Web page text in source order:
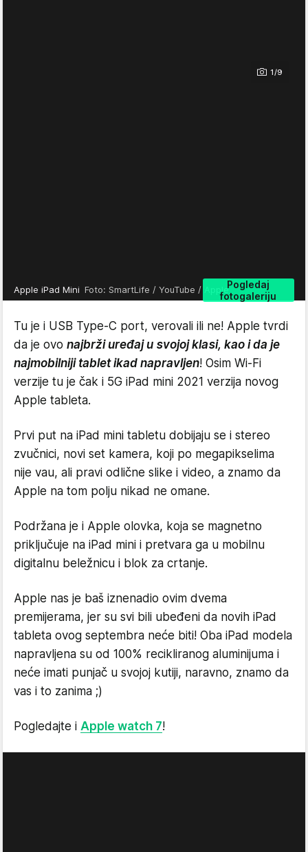
1/9
Pogledaj
fotogaleriju
Apple iPad Mini Foto: SmartLife / YouTube / Apple
Tu je i USB Type-C port, verovali ili ne! Apple tvrdi
da je ovo najbrži uređaj u svojoj klasi, kao i da je
najmobilniji tablet ikad napravljen! Osim Wi-Fi
verzije tu je čak i 5G iPad mini 2021 verzija novog
Apple tableta.
Prvi put na iPad mini tabletu dobijaju se i stereo
zvučnici, novi set kamera, koji po megapikselima
nije vau, ali pravi odlične slike i video, a znamo da
Apple na tom polju nikad ne omane.
Podržana je i Apple olovka, koja se magnetno
priključuje na iPad mini i pretvara ga u mobilnu
digitalnu beležnicu i blok za crtanje.
Apple nas je baš iznenadio ovim dvema
premijerama, jer su svi bili ubeđeni da novih iPad
tableta ovog septembra neće biti! Oba iPad modela
napravljena su od 100% recikliranog aluminijuma i
neće imati punjač u svojoj kutiji, naravno, znamo da
vas i to zanima ;)
Pogledajte i Apple watch 7!